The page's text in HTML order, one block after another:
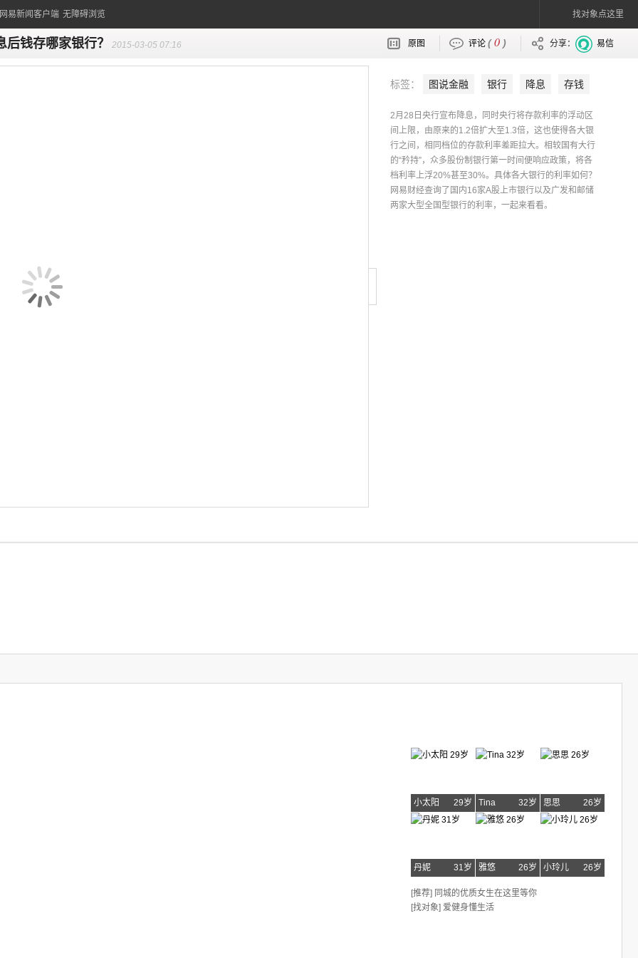
易新闻客户端 无障碍浏览 找对象点这里
后钱存哪家银行？ 2015-03-05 07:16 原图 评论 (0 ) 分享： 易信
标签： 图说金融 银行 降息 存钱
2月28日央行宣布降息，同时央行将存款利率的浮动区
间上限，由原来的1.2倍扩大至1.3倍，这也使得各大银
行之间，相同档位的存款利率差距拉大。相较国有大行
的“矜持”，众多股份制银行第一时间便响应政策，将各
档利率上浮20%甚至30%。具体各大银行的利率如何？
网易财经查询了国内16家A股上市银行以及广发和邮储
两家大型全国型银行的利率，一起来看看。
小太阳 29岁 Tina 32岁 思思 26岁
丹妮 31岁 雅悠 26岁 小玲儿 26岁
[推荐] 同城的优质女生在这里等你
[找对象] 爱健身懂生活